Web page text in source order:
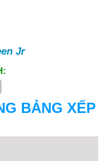
Jr
BẢNG XẾP